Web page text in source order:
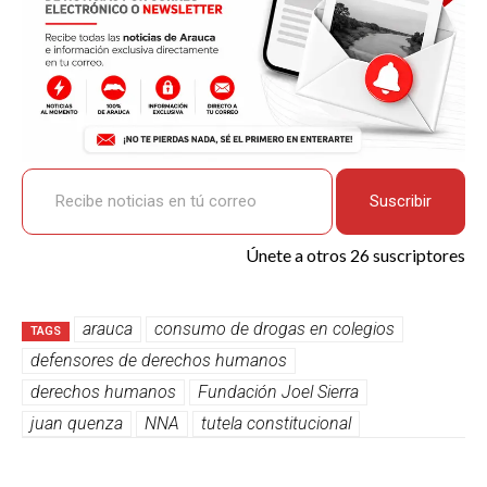
Recibe noticias en tú correo
Suscribir
Únete a otros 26 suscriptores
TAGS arauca
consumo de drogas en colegios
defensores de derechos humanos
derechos humanos
Fundación Joel Sierra
juan quenza
NNA tutela constitucional